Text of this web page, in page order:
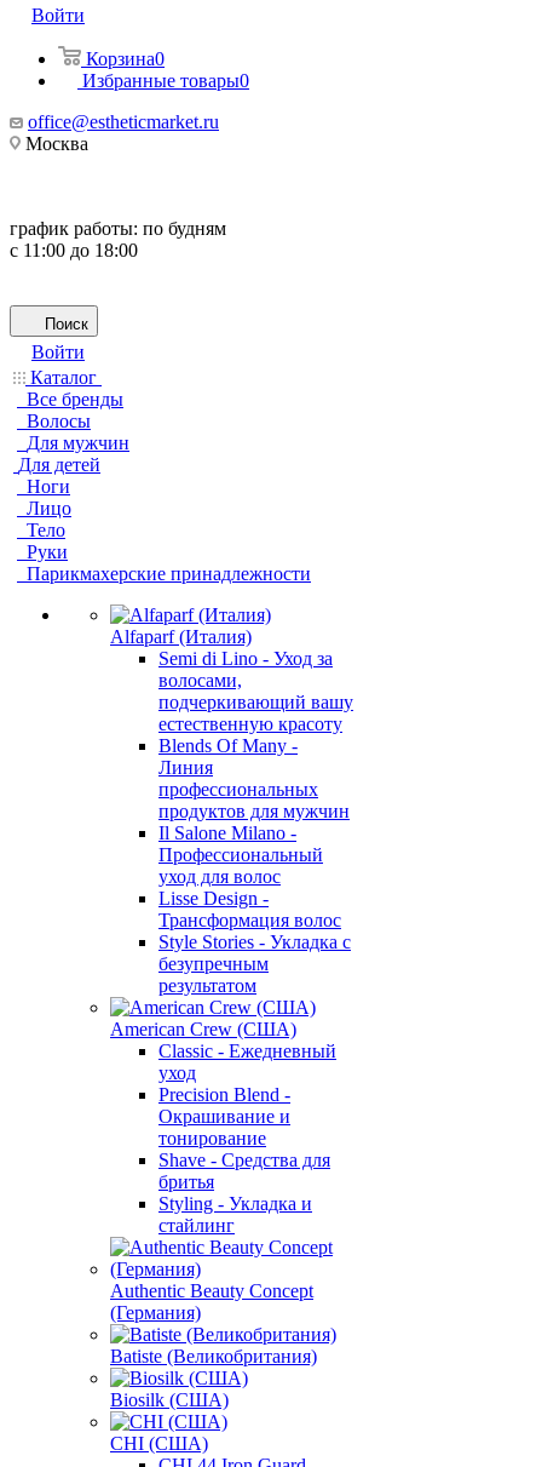
Войти
Корзина0
Избранные товары0
office@estheticmarket.ru
Москва
график работы: по будням
с 11:00 до 18:00
Поиск
Войти
Каталог
Все бренды
Волосы
Для мужчин
Для детей
Ноги
Лицо
Тело
Руки
Парикмахерские принадлежности
Alfaparf (Италия)
Semi di Lino - Уход за
волосами,
подчеркивающий вашу
естественную красоту
Blends Of Many -
Линия
профессиональных
продуктов для мужчин
Il Salone Milano -
Профессиональный
уход для волос
Lisse Design -
Трансформация волос
Style Stories - Укладка с
безупречным
результатом
American Crew (США)
Classic - Ежедневный
уход
Precision Blend -
Окрашивание и
тонирование
Shave - Средства для
бритья
Styling - Укладка и
стайлинг
Authentic Beauty Concept
(Германия)
Batiste (Великобритания)
Biosilk (США)
CHI (США)